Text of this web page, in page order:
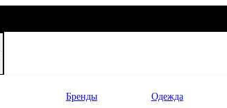
Бренды Одежда